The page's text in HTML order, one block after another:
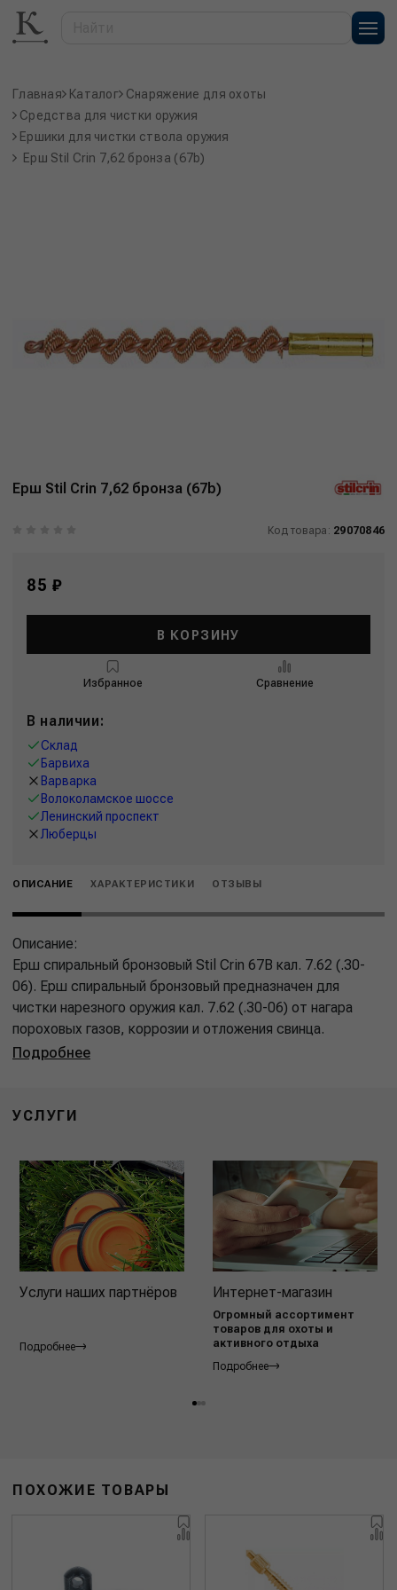
Главная Каталог Снаряжение для охоты
Средства для чистки оружия
Ершики для чистки ствола оружия
Ерш Stil Crin 7,62 бронза (67b)
Ерш Stil Crin 7,62 бронза (67b)
Код товара: 29070846
85 ₽
В КОРЗИНУ
Избранное Сравнение
В наличии:
Склад
Барвиха
Варварка
Волоколамское шоссе
Ленинский проспект
Люберцы
ОПИСАНИЕ ХАРАКТЕРИСТИКИ ОТЗЫВЫ
Описание:
Ерш спиральный бронзовый Stil Crin 67B кал. 7.62 (.30-
06). Ерш спиральный бронзовый предназначен для
чистки нарезного оружия кал. 7.62 (.30-06) от нагара
пороховых газов, коррозии и отложения свинца.
Подробнее
УСЛУГИ
Услуги наших партнёров
Подробнее
Интернет-магазин
Огромный ассортимент
товаров для охоты и
активного отдыха
Подробнее
ПОХОЖИЕ ТОВАРЫ